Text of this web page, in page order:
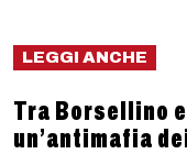
LEGGI ANCHE
Tra Borsellino
un’antimafia